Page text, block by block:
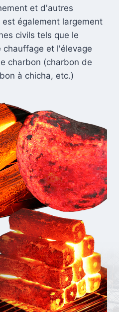
et d'autres
également largement
civils tels que le
et l'élevage
charbon (charbon de
à chicha, etc.)